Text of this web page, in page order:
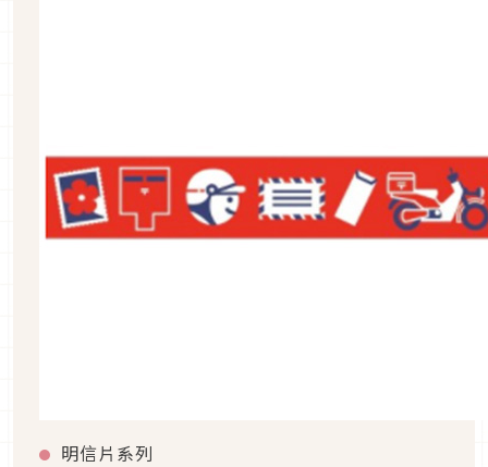
明信片系列